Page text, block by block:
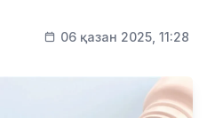
06 қазан 2025, 11:28